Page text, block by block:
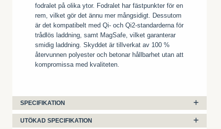
fodralet på olika ytor. Fodralet har fästpunkter för en
rem, vilket gör det ännu mer mångsidigt. Dessutom
är det kompatibelt med Qi- och Qi2-standarderna för
trådlös laddning, samt MagSafe, vilket garanterar
smidig laddning. Skyddet är tillverkat av 100 %
återvunnen polyester och betonar hållbarhet utan att
kompromissa med kvaliteten.
SPECIFIKATION
UTÖKAD SPECIFIKATION